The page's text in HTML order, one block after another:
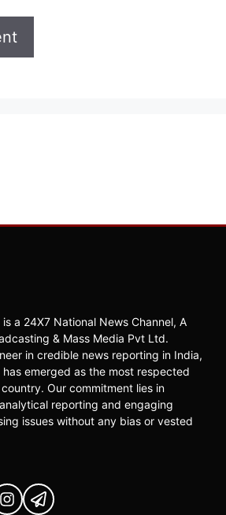
a 24X7 National News Channel, A
& Mass Media Pvt Ltd.
in credible news reporting in India,
emerged as the most respected
Our commitment lies in
reporting and engaging
issues without any bias or vested